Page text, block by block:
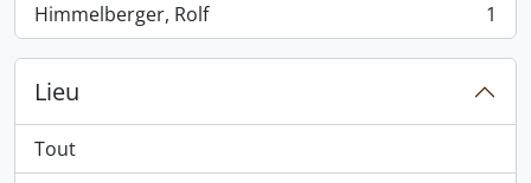
Himmelberger, Rolf
, 1 résultats 1
Lieu
Tout